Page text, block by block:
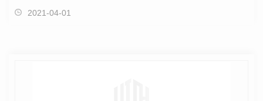
方式不同但**都殊途同归，所以中西的定制不是比拼，…
2021-04-01